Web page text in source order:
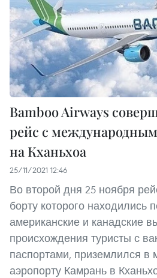
Bamboo Airways
рейс с
на Кханьхоа
25/11/2021 12:46
Во второй дня 25 ноября
борту которого находились
американские и канадские
происхождения туристы с
паспортами, приземлился в
аэропорту Камрань в